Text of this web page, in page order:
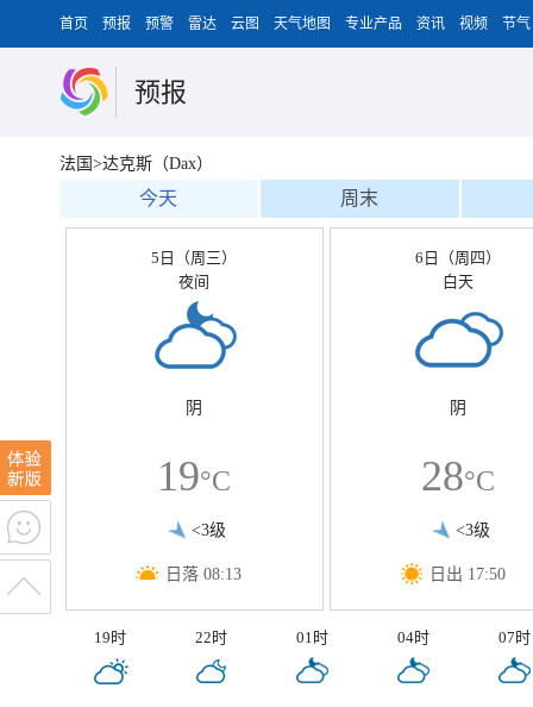
首页 预报 预警 雷达 云图 天气地图 专业产品 资讯 视频 节气
预报
法国>达克斯（Dax）
今天 周末
5日（周三）
夜间
阴
19°C
<3级
日落 08:13
6日（周四）
白天
阴
28°C
<3级
日出 17:50
19时 22时 01时 04时 07时